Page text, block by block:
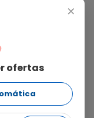
+
ofertas